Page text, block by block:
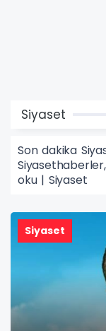
Siyaset
Son dakika
oku | Siyaset
Siyaset